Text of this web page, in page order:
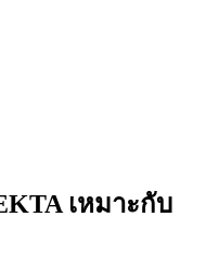
เหมาะกับ